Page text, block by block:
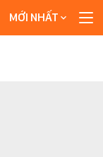
MỚI NHẤT